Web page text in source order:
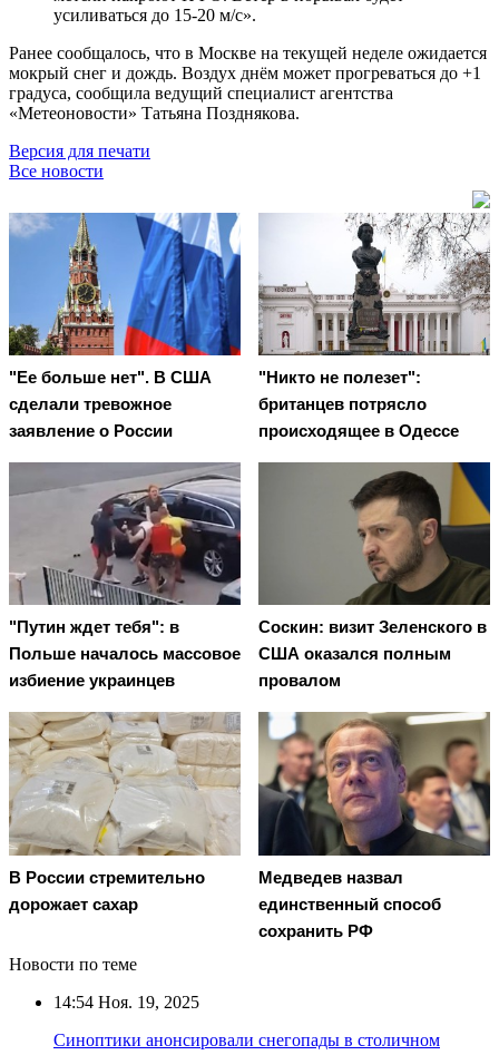
усиливаться до 15-20 м/с».
Ранее сообщалось, что в Москве на текущей неделе ожидается
мокрый снег и дождь. Воздух днём может прогреваться до +1
градуса, сообщила ведущий специалист агентства
«Метеоновости» Татьяна Позднякова.
Версия для печати
Все новости
"Ее больше нет". В США
сделали тревожное
заявление о России
"Никто не полезет":
британцев потрясло
происходящее в Одессе
"Путин ждет тебя": в
Польше началось массовое
избиение украинцев
Соскин: визит Зеленского в
США оказался полным
провалом
В России стремительно
дорожает сахар
Медведев назвал
единственный способ
сохранить РФ
Новости по теме
14:54 Ноя. 19, 2025
Синоптики анонсировали снегопады в столичном